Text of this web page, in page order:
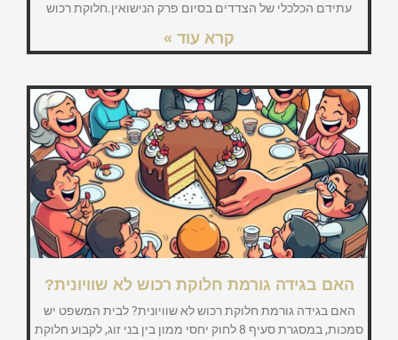
עתידם הכלכלי של הצדדים בסיום פרק הנישואין.חלוקת רכוש
קרא עוד »
האם בגידה גורמת חלוקת רכוש לא שוויונית?
האם בגידה גורמת חלוקת רכוש לא שוויונית? לבית המשפט יש
סמכות, במסגרת סעיף 8 לחוק יחסי ממון בין בני זוג, לקבוע חלוקת